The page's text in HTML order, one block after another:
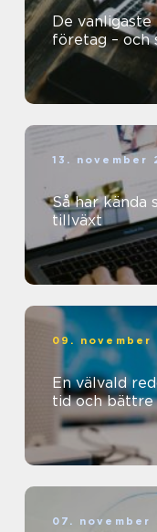
De
företag – och
13. november
Så har kända
tillväxt
09. november
En välvald
tid och bättre
07. november